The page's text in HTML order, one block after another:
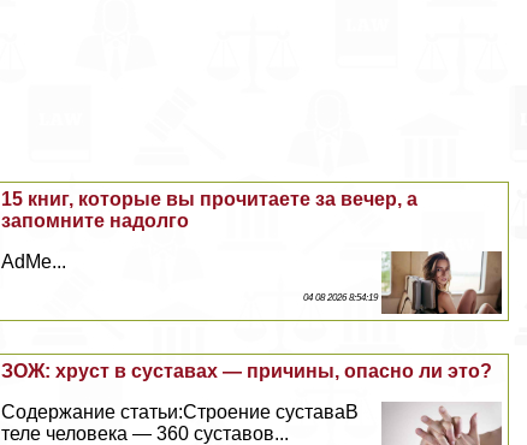
15 книг, которые вы прочитаете за вечер, а
запомните надолго
AdMe...
04 08 2026 8:54:19
ЗОЖ: хруст в суставах — причины, опасно ли это?
Содержание статьи:Строение суставаВ
теле человека — 360 суставов...